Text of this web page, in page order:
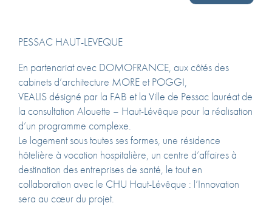
PESSAC HAUT-LEVEQUE
En partenariat avec DOMOFRANCE, aux côtés des
cabinets d’architecture MORE et POGGI,
VEALIS désigné par la FAB et la Ville de Pessac lauréat de
la consultation Alouette – Haut-Lévêque pour la réalisation
d’un programme complexe.
Le logement sous toutes ses formes, une résidence
hôtelière à vocation hospitalière, un centre d’affaires à
destination des entreprises de santé, le tout en
collaboration avec le CHU Haut-Lévêque : l’Innovation
sera au cœur du projet.